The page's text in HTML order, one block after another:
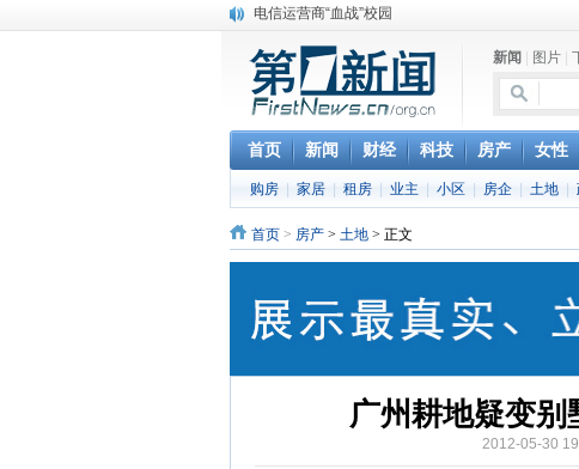
电信运营商“血战”校园
保健品也能吃出一身病? 康宝莱员工自揭多项家丑
煤价"跳水"电企利润"蹦高" 电煤联动亟待完善
苹果公司自建太阳能电厂为数据中心供电
吃饭、睡觉、黑人人？
网络电商和传统出版商的角逐：亚马逊停止接受
英国小猫因长得像希特勒遭袭 被扔垃圾左眼致盲
《中二病也想谈恋爱》女主角特报预告公开
《魔法科高校的劣等生》Drama DVD化决定
新闻 图片
首页 新闻 财经 科技 房产 女性
购房 家居 租房 业主 小区 房企 土地
首页 > 房产 > 土地 > 正文
广州耕地疑变
2012-05-30